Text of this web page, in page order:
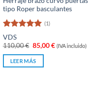
tipo Roper basculantes
Valorado
con5de 5
(1)
VDS
110,00€ El
precio
original
era:
85,00€El
precio
(IVA incluido)
LEER MÁS